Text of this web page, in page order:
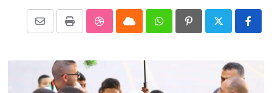
Pinterest
Whatsapp
Cloud
StumbleUpon
Print
Share
Email